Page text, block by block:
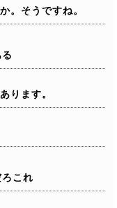
。そうですね。
ります。
これ